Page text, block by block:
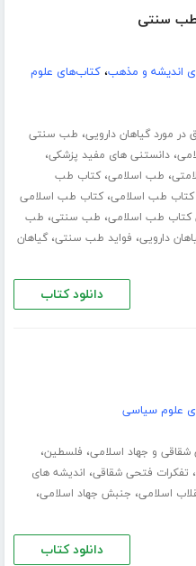
طب سنتی
اندیشه و مذهب،کتاب‌های علوم
در مورد گیاهان دارویی، طب سنتی
،دانستنی های مفید پزشکی،
، طب اسلامی،کتاب طب
کتاب طب اسلامی،کتاب طب اسلامی
کتاب طب اسلامی، طب سنتی، طب
دارویی، فواید طب سنتی،گیاهان
دانلود کتاب
علوم سیاسی
و جهاد اسلامی، فلسطین،
، تفکرات فتحی شقاقی، اندیشه های
اسلامی، جنبش جهاد اسلامی،
دانلود کتاب